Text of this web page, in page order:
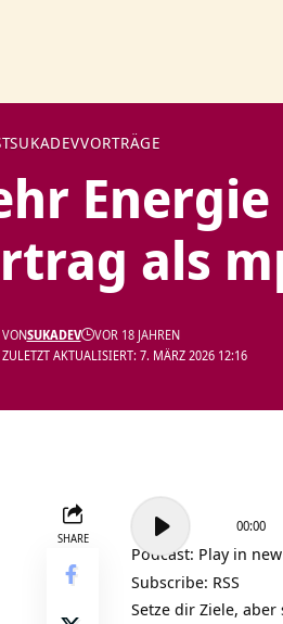
SUKADEVVORTRÄGE
als
ZULETZT AKTUALISIERT: 7. MÄRZ 2026 12:16
VONSUKADEV VOR 18 JAHREN
SHARE
Audio-
Player
00:00
Podcast: Play in
Subscribe: RSS
Setze dir Ziele,